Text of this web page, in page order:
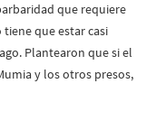
que requiere
que estar casi
Plantearon que si el
y los otros presos,